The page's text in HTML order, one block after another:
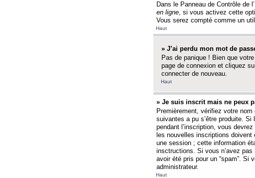
Dans le Panneau de Contrôle de
en ligne, si vous activez cette
Vous serez compté comme un
Haut
» J’ai perdu mon mot de
Pas de panique ! Bien que
page de connexion et cliquez
connecter de nouveau.
Haut
» Je suis inscrit mais ne peux
Premièrement, vérifiez votre
suivantes a pu s’être produite.
pendant l’inscription, vous
les nouvelles inscriptions
une session ; cette information
insctructions. Si vous n’avez pas
avoir été pris pour un “spam”. Si
administrateur.
Haut